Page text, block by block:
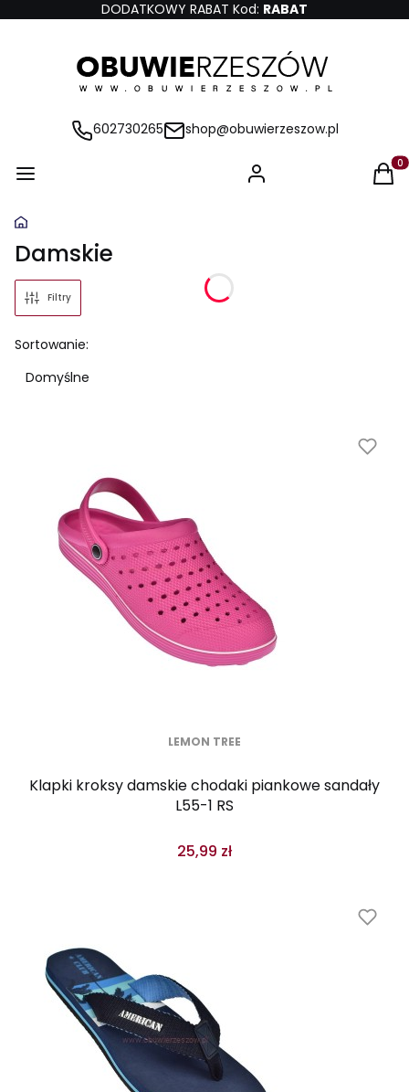
DODATKOWY RABAT Kod: RABAT
602730265 shop@obuwierzeszow.pl
Damskie
Filtry
Lista produktów
Sortowanie:
Domyślne
LEMON TREE
Klapki kroksy damskie chodaki piankowe sandały
L55-1 RS
25,99 zł